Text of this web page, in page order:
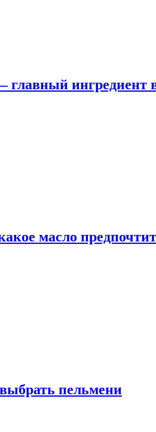
ингредиент
масло
пельмени